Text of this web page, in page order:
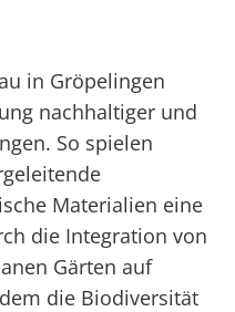
in Gröpelingen
nachhaltiger und
So spielen
Materialien eine
die Integration von
Gärten auf
die Biodiversität